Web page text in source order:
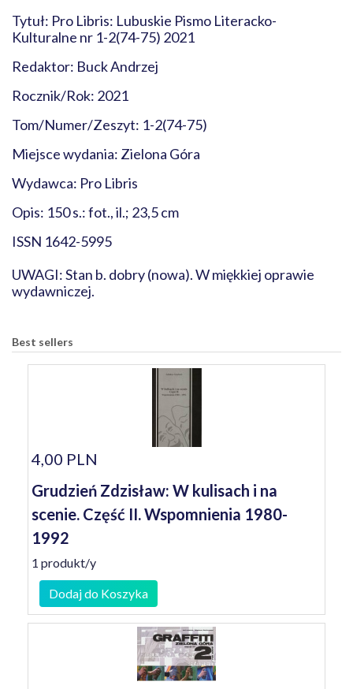
Tytuł: Pro Libris: Lubuskie Pismo Literacko-
Kulturalne nr 1-2(74-75) 2021
Redaktor: Buck Andrzej
Rocznik/Rok: 2021
Tom/Numer/Zeszyt: 1-2(74-75)
Miejsce wydania: Zielona Góra
Wydawca: Pro Libris
Opis: 150 s.: fot., il.; 23,5 cm
ISSN 1642-5995
UWAGI: Stan b. dobry (nowa). W miękkiej oprawie
wydawniczej.
Best sellers
4,00 PLN
Grudzień Zdzisław: W kulisach i na
scenie. Część II. Wspomnienia 1980-
1992
1 produkt/y
Dodaj do Koszyka